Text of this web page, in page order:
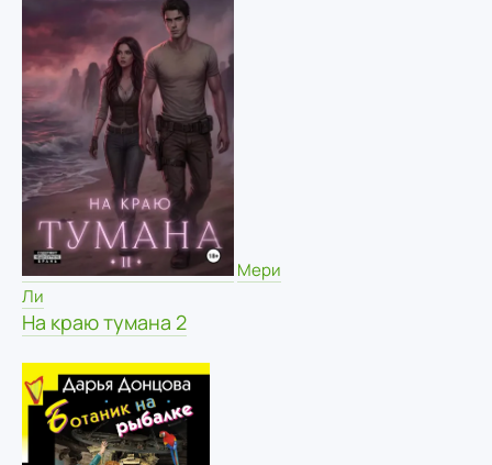
Мери
Ли
На краю тумана 2